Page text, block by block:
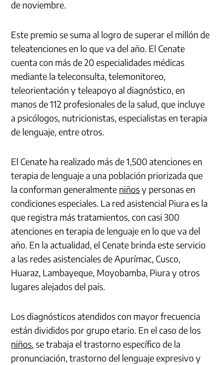
de noviembre.
Este premio se suma al logro de superar el millón de
teleatenciones en lo que va del año. El Cenate
cuenta con más de 20 especialidades médicas
mediante la teleconsulta, telemonitoreo,
teleorientación y teleapoyo al diagnóstico, en
manos de 112 profesionales de la salud, que incluye
a psicólogos, nutricionistas, especialistas en terapia
de lenguaje, entre otros.
El Cenate ha realizado más de 1,500 atenciones en
terapia de lenguaje a una población priorizada que
la conforman generalmente niñosy personas en
condiciones especiales. La red asistencial Piura es la
que registra más tratamientos, con casi 300
atenciones en terapia de lenguaje en lo que va del
año. En la actualidad, el Cenate brinda este servicio
a las redes asistenciales de Apurímac, Cusco,
Huaraz, Lambayeque, Moyobamba, Piura y otros
lugares alejados del país.
Los diagnósticos atendidos con mayor frecuencia
están divididos por grupo etario. En el caso de los
niños, se trabaja el trastorno específico de la
pronunciación, trastorno del lenguaje expresivo y